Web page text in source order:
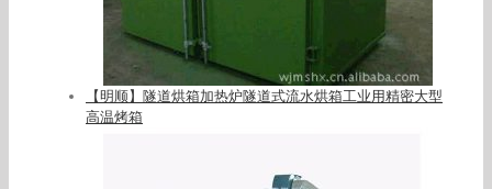
【明顺】隧道烘箱加热炉隧道式流水烘箱工业用精密大型
高温烤箱